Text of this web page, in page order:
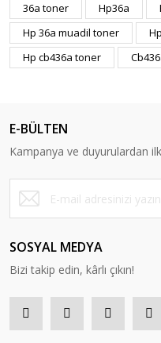
36a toner
Hp36a
Hp 36a muadil toner
Hp cb436a toner
E-BÜLTEN
Kampanya ve duyurulardan
SOSYAL MEDYA
Bizi takip edin, kârlı çıkın!